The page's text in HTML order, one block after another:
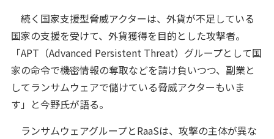
続く国家支援型脅威アクターは、外貨が不足している
国家の支援を受けて、外貨獲得を目的とした攻撃者。
「APT（Advanced Persistent Threat）グループとして国
家の命令で機密情報の奪取などを請け負いつつ、副業と
してランサムウェアで儲けている脅威アクターもいま
す」と今野氏が語る。
ランサムウェアグループとRaaSは、攻撃の主体が異な